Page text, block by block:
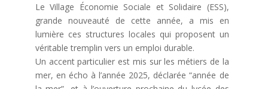
Le Village Économie Sociale et Solidaire (ESS),
grande nouveauté de cette année, a mis en
lumière ces structures locales qui proposent un
véritable tremplin vers un emploi durable.
Un accent particulier est mis sur les métiers de la
mer, en écho à l’année 2025, déclarée “année de